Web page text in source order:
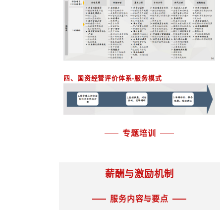
3、现代化的第三产业：现代化
要支撑。
要推动第三产业同先进制造业、
融合，坚持金融为实体经济服务，围
命周期发展各类生产性服务业，围绕
进的良性发展循环。
4、现代化的基础设施：现代化
要保障。
我国交通、能源、信息、水利等“
施的总体规模已世界领先，要重视大
五、建设现代化产业体系的重点任务
建设现代化产业体系，要坚持
重，坚持稳中求进、循序渐进，坚